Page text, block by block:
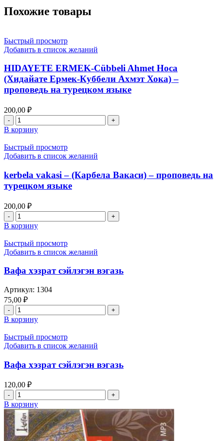
души
единственный
путь
бесконечности
Похожие товары
Быстрый просмотр
Добавить в список желаний
HIDAYETE ERMEK-Cübbeli Ahmet Hoca
(Хидайате Ермек-Куббели Ахмэт Хока) –
проповедь на турецком языке
200,00 ₽
Количество
товара
HIDAYETE
ERMEK-
Cübbeli
Hoca
(Хидайате
Ермек-
Ахмэт
Хока)
–
на
турецком
В корзину
Быстрый просмотр
Добавить в список желаний
kerbela vakasi – (Карбела Вакаси) – проповедь на
турецком языке
200,00 ₽
Количество
товара
kerbela
vakasi
–
Вакаси)
–
проповедь
на
турецком
языке
В корзину
Быстрый просмотр
Добавить в список желаний
Вафа хэзрат сэйлэгэн вэгазь
Артикул: 1304
75,00 ₽
Количество
товара
Вафа
хэзрат
сэйлэгэн
В корзину
Быстрый просмотр
Добавить в список желаний
Вафа хэзрат сэйлэгэн вэгазь
120,00 ₽
Количество
товара
Вафа
хэзрат
сэйлэгэн
вэгазь
В корзину